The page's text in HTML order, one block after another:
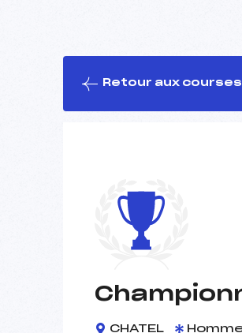
Retour aux courses
CHATEL